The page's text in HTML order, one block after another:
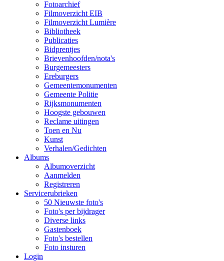
Fotoarchief
Filmoverzicht EIB
Filmoverzicht Lumière
Bibliotheek
Publicaties
Bidprentjes
Brievenhoofden/nota's
Burgemeesters
Ereburgers
Gemeentemonumenten
Gemeente Politie
Rijksmonumenten
Hoogste gebouwen
Reclame uitingen
Toen en Nu
Kunst
Verhalen/Gedichten
Albums
Albumoverzicht
Aanmelden
Registreren
Servicerubrieken
50 Nieuwste foto's
Foto's per bijdrager
Diverse links
Gastenboek
Foto's bestellen
Foto insturen
Login